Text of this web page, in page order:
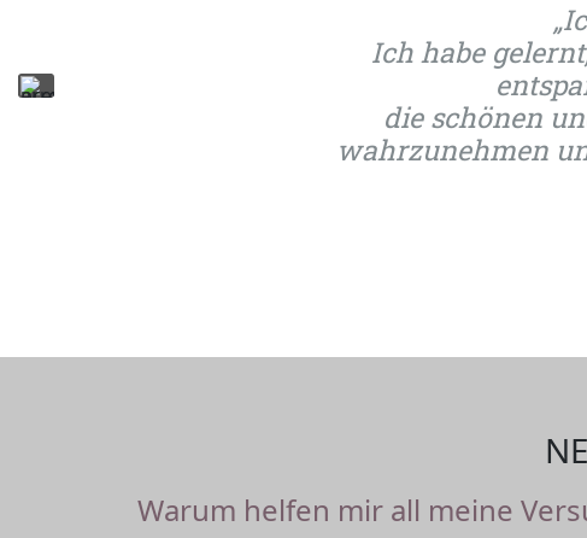
Ich habe
die schönen
wahrzunehmen
Warum helfen mir all meine